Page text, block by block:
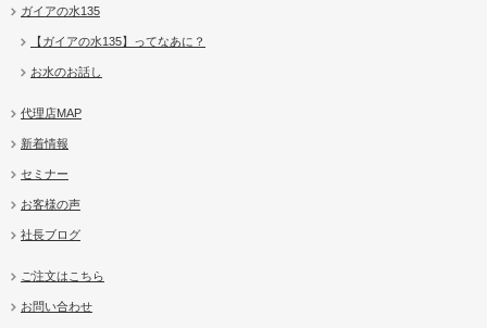
ガイアの水135
【ガイアの水135】ってなあに？
お水のお話し
代理店MAP
新着情報
セミナー
お客様の声
社長ブログ
ご注文はこちら
お問い合わせ